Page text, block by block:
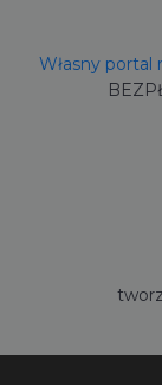
Własny portal